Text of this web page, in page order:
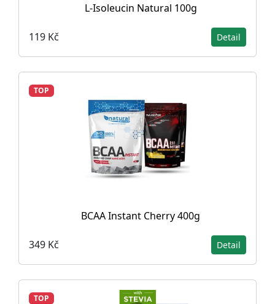
L-Isoleucin Natural 100g
119 Kč Detail
TOP
BCAA Instant Cherry 400g
349 Kč Detail
TOP